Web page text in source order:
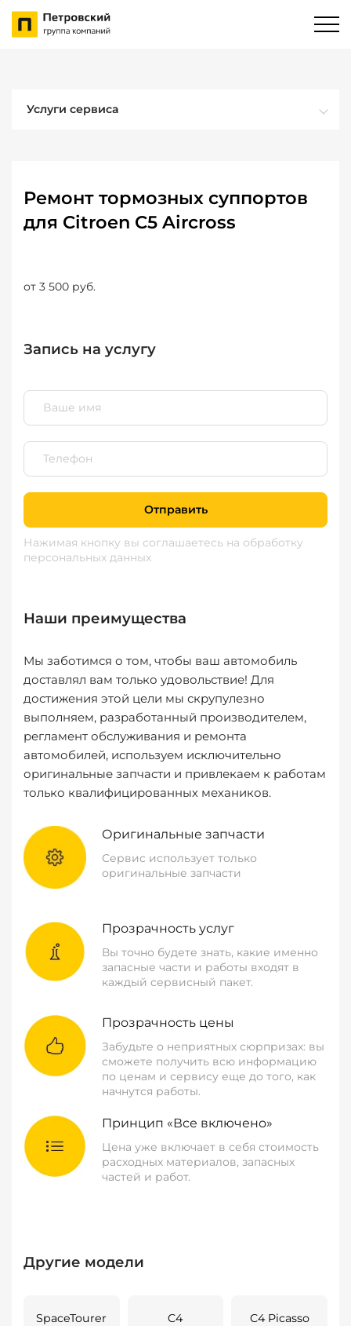
Услуги сервиса
Ремонт тормозных суппортов
для Citroen C5 Aircross
от 3 500 руб.
Запись на услугу
Отправить
Нажимая кнопку вы соглашаетесь на обработку
персональных данных
Наши преимущества
Мы заботимся о том, чтобы ваш автомобиль
доставлял вам только удовольствие! Для
достижения этой цели мы скрупулезно
выполняем, разработанный производителем,
регламент обслуживания и ремонта
автомобилей, используем исключительно
оригинальные запчасти и привлекаем к работам
только квалифицированных механиков.
Оригинальные запчасти
Сервис использует только
оригинальные запчасти
Прозрачность услуг
Вы точно будете знать, какие именно
запасные части и работы входят в
каждый сервисный пакет.
Прозрачность цены
Забудьте о неприятных сюрпризах: вы
сможете получить всю информацию
по ценам и сервису еще до того, как
начнутся работы.
Принцип «Все включено»
Цена уже включает в себя стоимость
расходных материалов, запасных
частей и работ.
Другие модели
SpaceTourer C4 C4 Picasso